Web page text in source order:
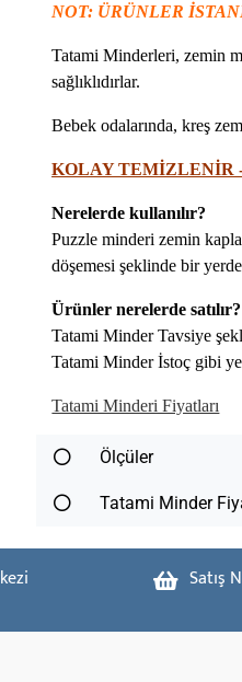
NOT: ÜRÜNLER
Tatami Minderleri, zemin
sağlıklıdırlar.
Bebek odalarında, kreş
KOLAY
Nerelerde kullanılır?
Puzzle minderi zemin
döşemesi şeklinde bir yerde
Ürünler nerelerde satılır?
Tatami Minder Tavsiye
Tatami Minder İstoç gibi
Tatami Minderi Fiyatları
Ölçüler
Tatami Minder
Satış